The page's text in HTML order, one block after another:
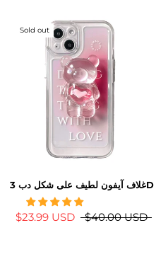
Sold out
غلاف آيفون لطيف على شكل دب 3D
$23.99 USD $40.00 USD